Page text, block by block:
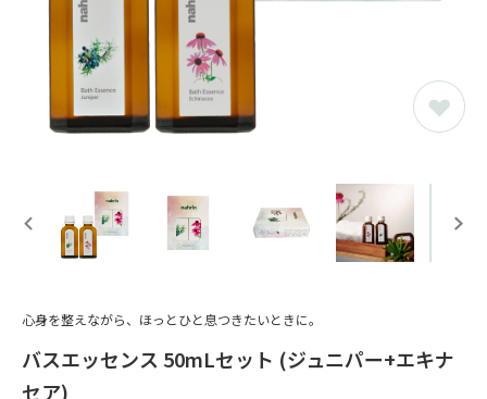
心身を整えながら、ほっとひと息つきたいときに。
バスエッセンス 50mLセット (ジュニパー+エキナ
セア)